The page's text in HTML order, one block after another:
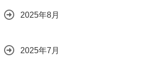
2025年8月
2025年7月